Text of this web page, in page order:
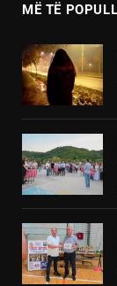
MË TË